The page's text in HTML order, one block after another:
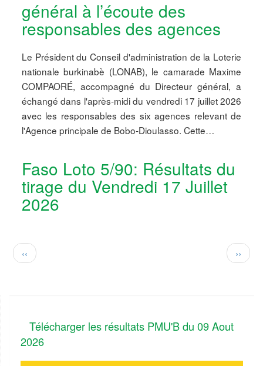
général à l’écoute des
responsables des agences
Le Président du Conseil d'administration de la Loterie
nationale burkinabè (LONAB), le camarade Maxime
COMPAORÉ, accompagné du Directeur général, a
échangé dans l'après-midi du vendredi 17 juillet 2026
avec les responsables des six agences relevant de
l'Agence principale de Bobo-Dioulasso. Cette…
Faso Loto 5/90: Résultats du
tirage du Vendredi 17 Juillet
2026
Pagination
Page
précédente
‹‹
Page
››
Télécharger les résultats PMU'B du 09 Aout
2026